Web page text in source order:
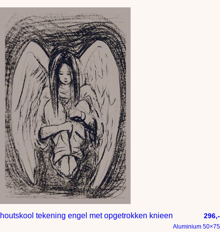
houtskool tekening engel met opgetrokken knieen 296,-
Aluminium 50×75